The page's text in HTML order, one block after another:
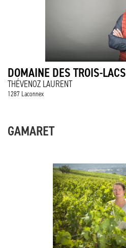
DOMAINE DES TROIS-LACS
THÉVENOZ LAURENT
1287 Laconnex
GAMARET